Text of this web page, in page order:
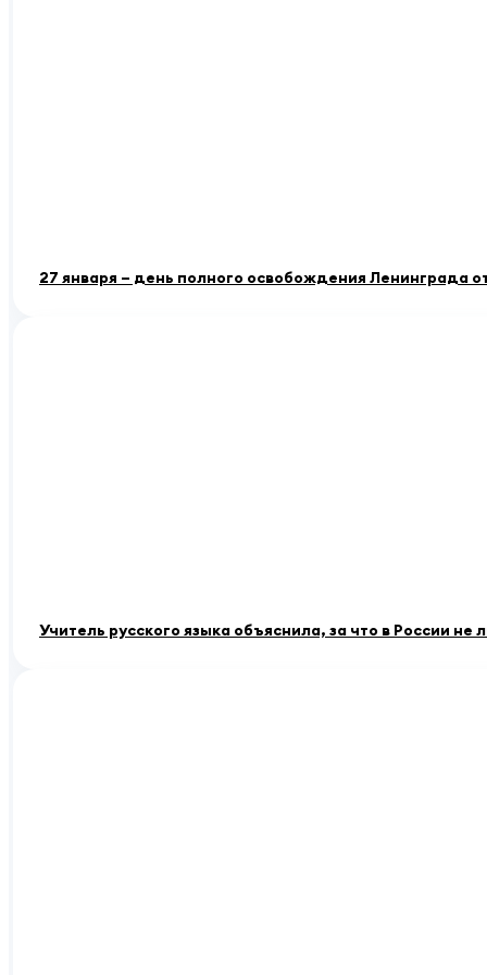
27 января – день полного освобождения Ленинграда
Учитель русского языка объяснила, за что в России не